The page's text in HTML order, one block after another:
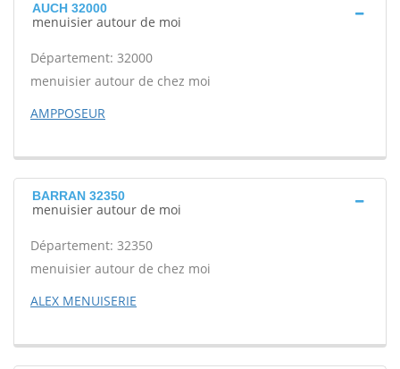
AUCH 32000
menuisier autour de moi
Département: 32000
menuisier autour de chez moi
AMPPOSEUR
BARRAN 32350
menuisier autour de moi
Département: 32350
menuisier autour de chez moi
ALEX MENUISERIE